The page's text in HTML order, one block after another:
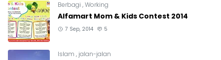
Berbagi ,Working
Alfamart Mom & Kids Contest 2014
7 Sep, 2014 5
Islam , jalan-jalan